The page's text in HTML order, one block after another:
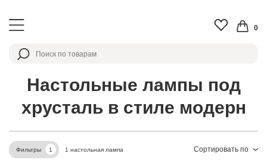
0
Настольные лампы под
хрусталь в стиле модерн
Сортировать по
Фильтры 1 1 настольная лампа